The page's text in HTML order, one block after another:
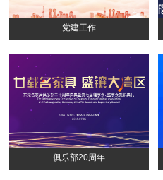
党建工作
俱乐部20周年